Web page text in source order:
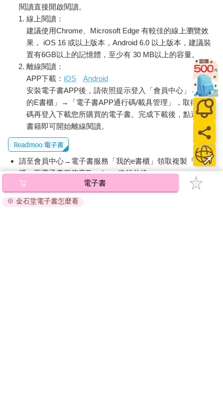
閱讀直接開啟閱讀。
線上閱讀：
建議使用Chrome、Microsoft Edge 有較佳的線上瀏覽效
果， iOS 16 或以上版本，Android 6.0 以上版本，建議裝
置有6GB以上的記憶體，至少有 30 MB以上的容量。
離線閱讀：
APP下載： iOS
Android
安裝電子書APP後，請依照提示登入「會員中心」→「我
的E書櫃」→「電子書APP通行碼/載具管理」，取得通行
碼再登入下載您所購買的電子書。完成下載後，點選任一
書籍即可開始離線閱讀。
請至會員中心→電子書服務「我的e書櫃」領取複製『兌換
碼』至電子書服務商Readmoo進行兌換。
退換貨須知：
因版權保護，您在金石堂所購買的電子書僅能以金石堂專屬
電子書
※ 金石堂電子書怎麼看